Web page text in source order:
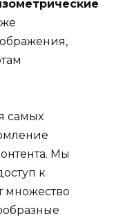
самых
Мы
к
множество